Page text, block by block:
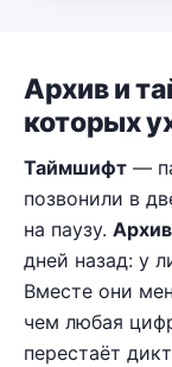
Архив и
которых
Таймшифт —
позвонили в
на паузу. Архив
дней назад: у
Вместе они
чем любая
перестаёт